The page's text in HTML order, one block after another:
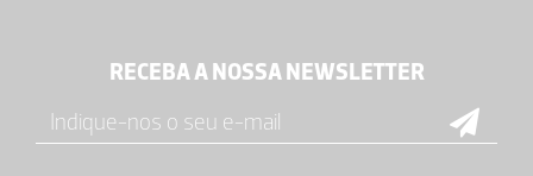
RECEBA A NOSSA NEWSLETTER